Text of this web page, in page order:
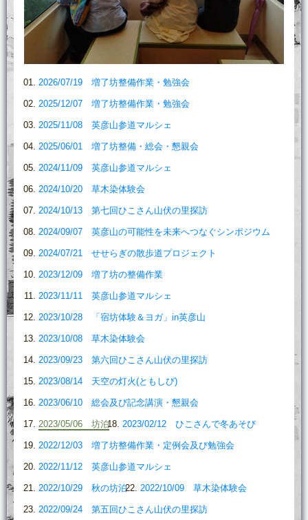
2026/07/19 増了坊整備作業・勉強会
2025/12/07 増了坊整備作業・勉強会
2025/11/08 英彦山参道マルシェ
2025/06/01 増了坊整備・総会・懇親会
2024/11/09 英彦山参道マルシェ
2024/10/20 草木染体験会
2024/10/13 第七回ひこさん山伏の里探訪
2024/09/07 英彦山の可能性を未来へつなぐシンポジウム
2024/07/21 せせらぎの散歩道プロジェクト
2023/12/09 増了坊の整備作業
2023/11/11 英彦山参道マルシェ
2023/10/28 「宿坊体験＆ヨガ」in英彦山
2023/10/08 草木染体験会
2023/09/23 第六回ひこさん山伏の里探訪
2023/08/14 天空の灯火(ともしび)
2023/06/10 総会及び記念講演・懇親会
2023/05/06 坊泊 2023/02/12 ひこさんで冬あそび
2022/12/03 増了坊整備作業・定例会及び勉強会
2022/11/12 英彦山参道マルシェ
2022/10/29 秋の坊泊 2022/10/09 草木染体験会
2022/09/24 第五回ひこさん山伏の里探訪